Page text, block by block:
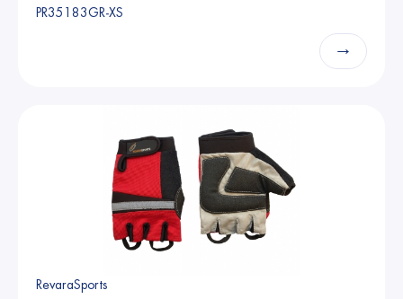
PR35183GR-XS
→
RevaraSports